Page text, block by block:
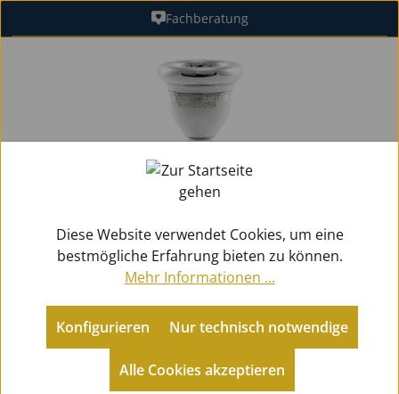
Zum Hauptinhalt springenFachberatung
Bildergalerie überspringen
Mundstücke Blech für Posaunen
Diese Website verwendet Cookies, um eine
bestmögliche Erfahrung bieten zu können.
Mehr Informationen ...
Konfigurieren
Alle Cookies akzeptieren
Nur technisch notwendige